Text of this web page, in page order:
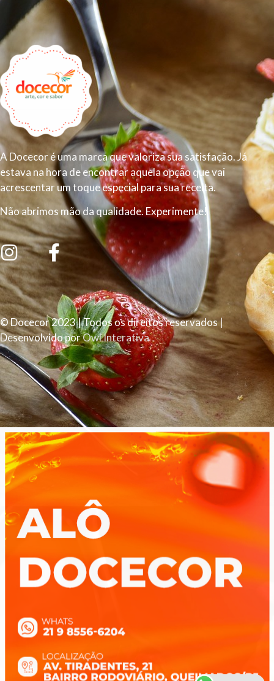
A Docecor é uma marca que valoriza sua satisfação. Já
estava na hora de encontrar aquela opção que vai
acrescentar um toque especial para sua receita.
Não abrimos mão da qualidade. Experimente!
© Docecor 2023 | Todos os direitos reservados |
Desenvolvido porOwl Interativa